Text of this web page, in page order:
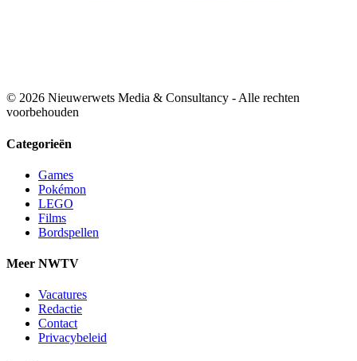
© 2026 Nieuwerwets Media & Consultancy - Alle rechten
voorbehouden
Categorieën
Games
Pokémon
LEGO
Films
Bordspellen
Meer NWTV
Vacatures
Redactie
Contact
Privacybeleid